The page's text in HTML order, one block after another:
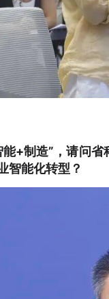
+制造”，请问
智能化转型？